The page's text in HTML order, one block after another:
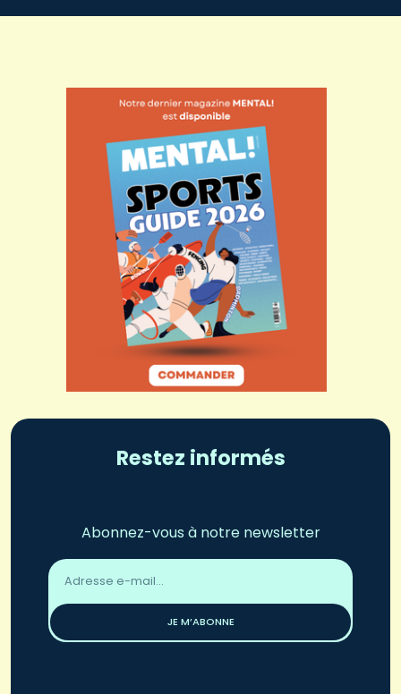
Restez informés
Abonnez-vous à notre newsletter
Adresse
email
JE M’ABONNE